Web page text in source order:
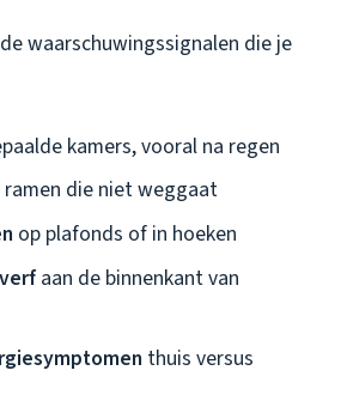
waarschuwingssignalen die je
kamers, vooral na regen
ramen die niet weggaat
op plafonds of in hoeken
aan de binnenkant van
thuis versus